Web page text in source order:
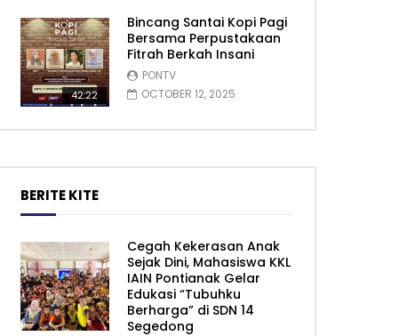
42:22
Bincang Santai Kopi Pagi
Bersama Perpustakaan
Fitrah Berkah Insani
PONTV
OCTOBER 12, 2025
BERITE KITE
Cegah Kekerasan Anak
Sejak Dini, Mahasiswa KKL
IAIN Pontianak Gelar
Edukasi “Tubuhku
Berharga” di SDN 14
Segedong